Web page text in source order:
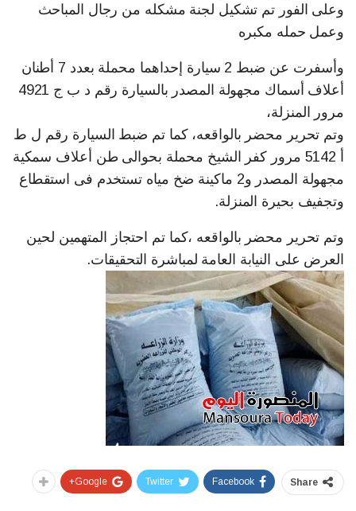
وعلى الفور تم تشكيل لجنة مشكله من رجال المباحث
وعمل حمله مكبره
وأسفرت عن ضبط 2 سيارة إحداهما محملة بعدد 7 أطنان
أعلاف أسماك مجهولة المصدر بالسيارة رقم د ب ج 4921
مرور المنزلة،
وتم تحرير محضر بالواقعه، كما تم ضبط السيارة رقم ل ط
أ 5142 مرور كفر الشيخ محملة بحوالى طن أعلاف سمكية
مجهولة المصدر و2 ماكينة ضخ مياه تستخدم فى استقطاع
وتجفيف بحيرة المنزلة.
وتم تحرير محضر بالواقعه ،كما تم احتجاز المتهمين لحين
العرض على النيابة العامة لمباشرة التحقيقات.
Share
Facebook
Twitter
Google+